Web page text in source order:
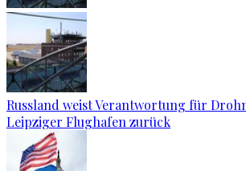
Russland weist Verantwortung für
Leipziger Flughafen zurück